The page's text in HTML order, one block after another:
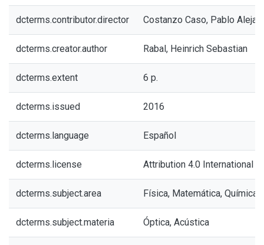
dcterms.contributor.director Costanzo Caso, Pablo
dcterms.creator.author Rabal, Heinrich Sebastian
dcterms.extent 6 p.
dcterms.issued 2016
dcterms.language Español
dcterms.license Attribution 4.0 International
dcterms.subject.area Física, Matemática, Química
dcterms.subject.materia Óptica, Acústica